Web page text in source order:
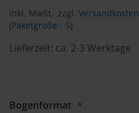
inkl. MwSt, zzgl. Versandkosten
(Paketgröße - S)
Lieferzeit: ca. 2-3 Werktage
Bogenformat